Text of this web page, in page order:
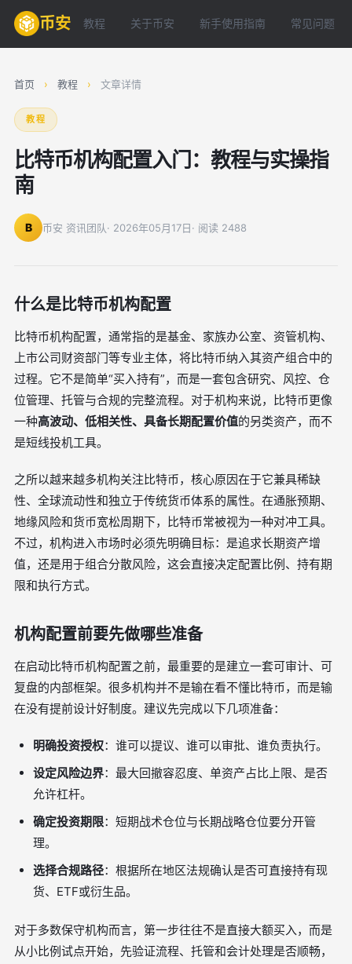
币安 教程 关于币安 新手使用指南 常见问题
首页 › 教程 › 文章详情
教程
比特币机构配置入门：教程与实操指
南
B 币安 资讯团队· 2026年05月17日· 阅读 2488
什么是比特币机构配置
比特币机构配置，通常指的是基金、家族办公室、资管机构、
上市公司财资部门等专业主体，将比特币纳入其资产组合中的
过程。它不是简单“买入持有”，而是一套包含研究、风控、仓
位管理、托管与合规的完整流程。对于机构来说，比特币更像
一种高波动、低相关性、具备长期配置价值的另类资产，而不
是短线投机工具。
之所以越来越多机构关注比特币，核心原因在于它兼具稀缺
性、全球流动性和独立于传统货币体系的属性。在通胀预期、
地缘风险和货币宽松周期下，比特币常被视为一种对冲工具。
不过，机构进入市场时必须先明确目标：是追求长期资产增
值，还是用于组合分散风险，这会直接决定配置比例、持有期
限和执行方式。
机构配置前要先做哪些准备
在启动比特币机构配置之前，最重要的是建立一套可审计、可
复盘的内部框架。很多机构并不是输在看不懂比特币，而是输
在没有提前设计好制度。建议先完成以下几项准备：
明确投资授权：谁可以提议、谁可以审批、谁负责执行。
设定风险边界：最大回撤容忍度、单资产占比上限、是否
允许杠杆。
确定投资期限：短期战术仓位与长期战略仓位要分开管
理。
选择合规路径：根据所在地区法规确认是否可直接持有现
货、ETF或衍生品。
对于多数保守机构而言，第一步往往不是直接大额买入，而是
从小比例试点开始，先验证流程、托管和会计处理是否顺畅，